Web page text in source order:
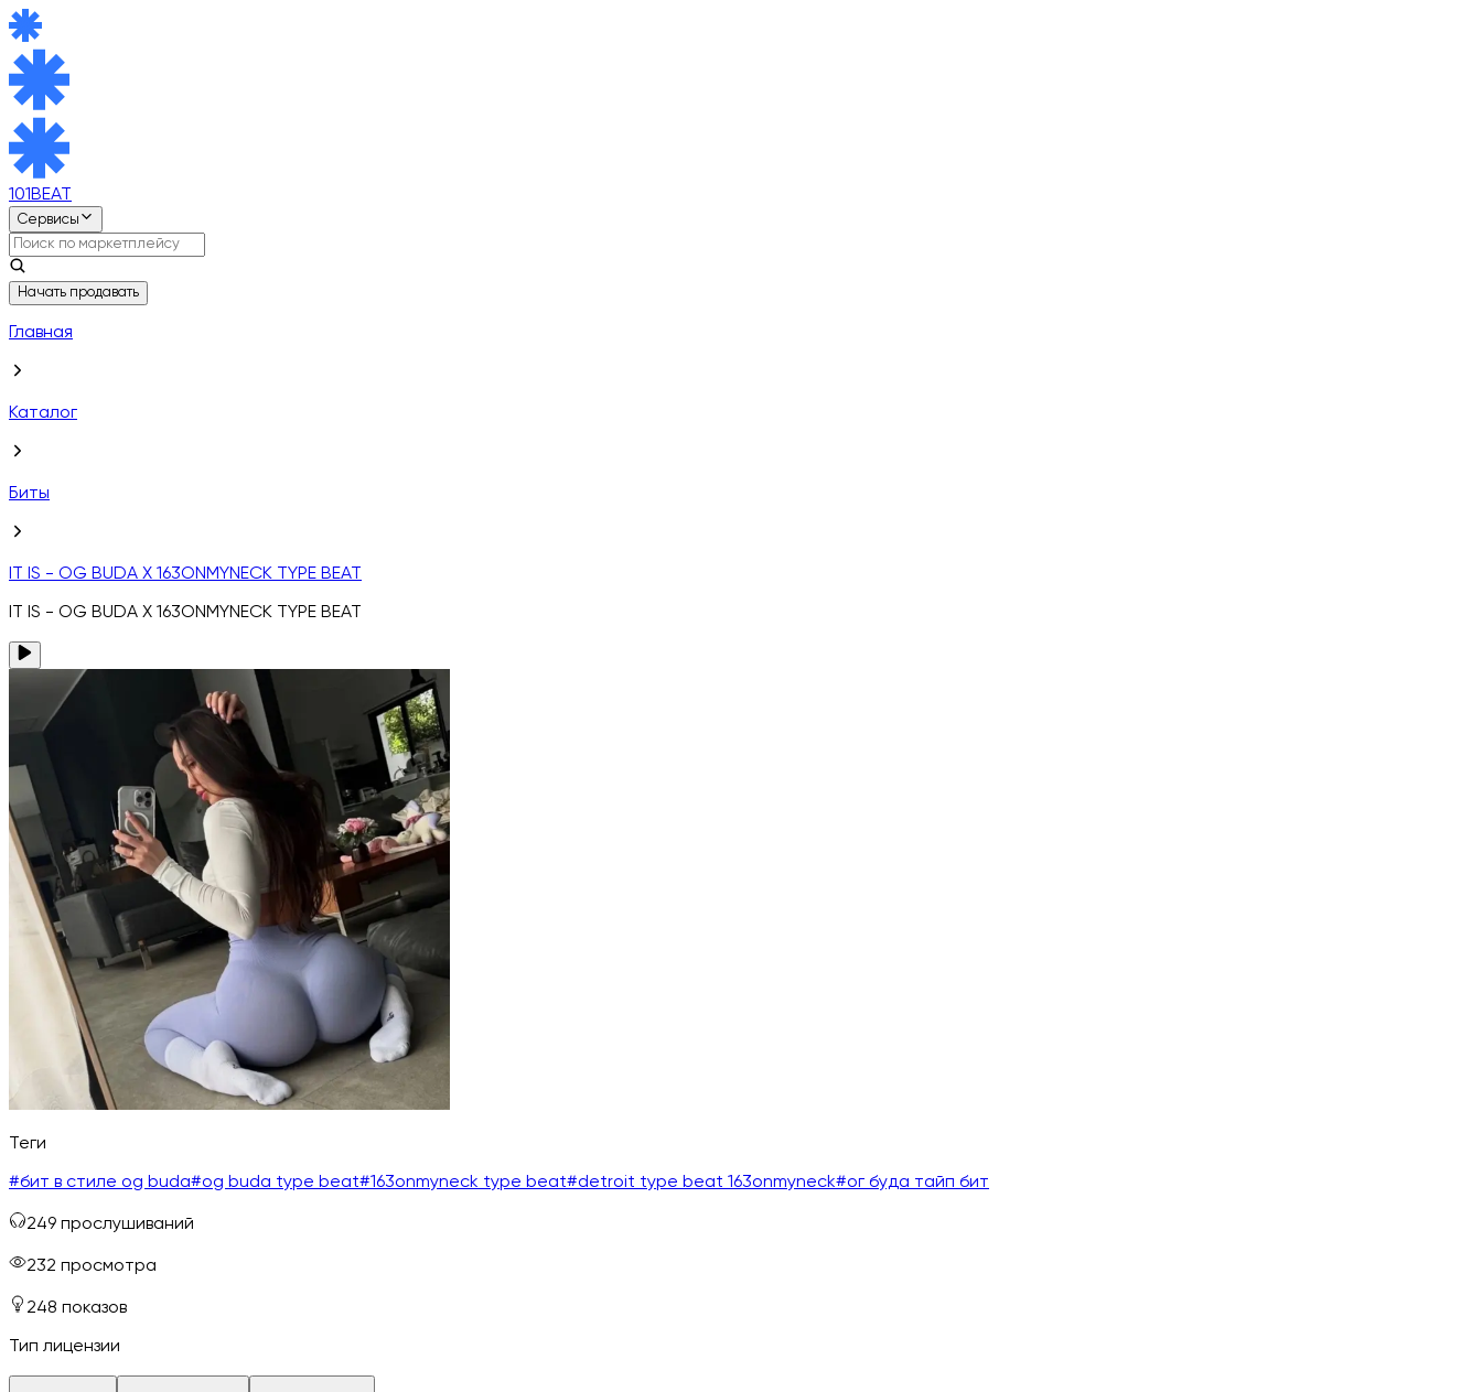
101BEAT
Сервисы
Начать продавать
Главная
Каталог
Биты
IT IS - OG BUDA X 163ONMYNECK TYPE BEAT
IT IS - OG BUDA X 163ONMYNECK TYPE BEAT
Теги
#бит в стиле og buda#og buda type beat#163onmyneck type beat#detroit type beat 163onmyneck#ог буда тайп бит
249 прослушиваний
232 просмотра
248 показов
Тип лицензии